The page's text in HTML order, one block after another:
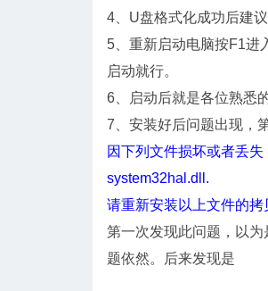
4、U盘格式化成功后建
5、重新启动电脑按F1进
启动就行。
6、启动后就是各位熟悉
7、安装好后问题出现，
因下列文件损坏或者丢失
system32hal.dll.
请重新安装以上文件的拷
第一次发现此问题，以
题依然。后来发现是